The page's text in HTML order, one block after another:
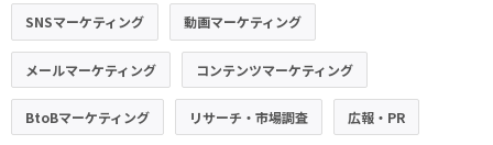
SNSマーケティング 動画マーケティング
メールマーケティング コンテンツマーケティング
BtoBマーケティング リサーチ・市場調査 広報・PR